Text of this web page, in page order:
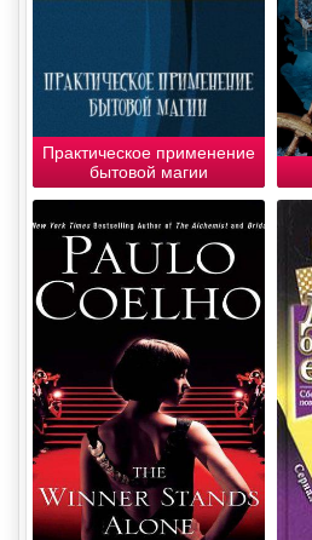
Практическое применение
бытовой магии